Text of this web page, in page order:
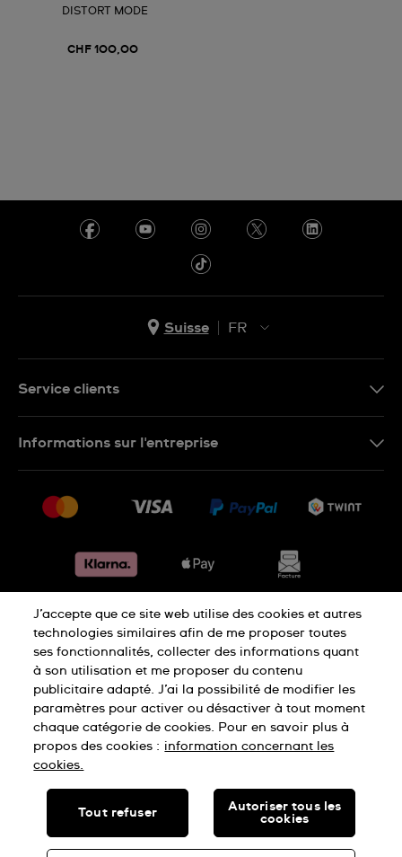
DISTORT MODE
CHF 100,00
Suisse
FR
IT
Service clients
Retours
Conditions de vente
Informations sur l'entreprise
Jobs
Déclaration de confidentialité
Déclaration concernant les cookies
Conditions d'utilisation Mentions légales
SWISS MADE
© SWATCH AG 2026, ALL RIGHTS RESERVED: SWISS WATCHES
J’accepte que ce site web utilise des cookies et autres
technologies similaires afin de me proposer toutes
ses fonctionnalités, collecter des informations quant
à son utilisation et me proposer du contenu
publicitaire adapté. J’ai la possibilité de modifier les
paramètres pour activer ou désactiver à tout moment
chaque catégorie de cookies. Pour en savoir plus à
propos des cookies : information concernant les
cookies.
Tout refuser
Autoriser tous les
cookies